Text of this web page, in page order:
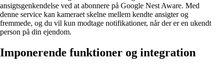
ansigtsgenkendelse ved at abonnere på Google Nest Aware. Med
denne service kan kameraet skelne mellem kendte ansigter og
fremmede, og du vil kun modtage notifikationer, når der er en ukendt
person på din ejendom.
Imponerende funktioner og integration